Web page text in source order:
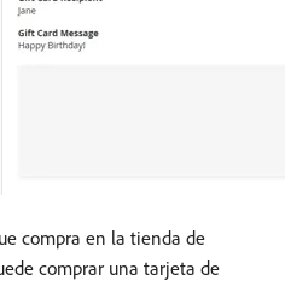
compra en la tienda de
comprar una tarjeta de